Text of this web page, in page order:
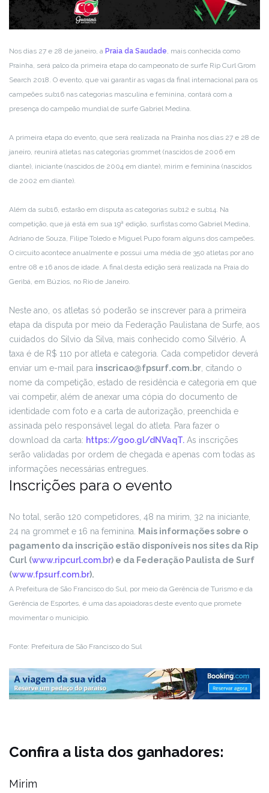
Nos dias 27 e 28 de janeiro, a Praia da Saudade , mais conhecida como
Prainha, será palco da primeira etapa do campeonato de surfe Rip Curl Grom
Search 2018. O evento, que vai garantir as vagas da final internacional para os
campeões sub16 nas categorias masculina e feminina, contará com a
presença do campeão mundial de surfe Gabriel Medina.
A primeira etapa do evento, que será realizada na Prainha nos dias 27 e 28 de
janeiro, reunirá atletas nas categorias grommet (nascidos de 2006 em
diante), iniciante (nascidos de 2004 em diante), mirim e feminina (nascidos
de 2002 em diante).
Além da sub16, estarão em disputa as categorias sub12 e sub14. Na
competição, que já está em sua 19ª edição, surfistas como Gabriel Medina,
Adriano de Souza, Filipe Toledo e Miguel Pupo foram alguns dos campeões.
O circuito acontece anualmente e possui uma média de 350 atletas por ano
entre 08 e 16 anos de idade. A final desta edição será realizada na Praia do
Geribá, em Búzios, no Rio de Janeiro.
Neste ano, os atletas só poderão se inscrever para a primeira
etapa da disputa por meio da Federação Paulistana de Surfe, aos
cuidados do Silvio da Silva, mais conhecido como Silvério. A
taxa é de R$ 110 por atleta e categoria. Cada competidor deverá
enviar um e-mail para inscricao@fpsurf.com.br , citando o
nome da competição, estado de residência e categoria em que
vai competir, além de anexar uma cópia do documento de
identidade com foto e a carta de autorização, preenchida e
assinada pelo responsável legal do atleta. Para fazer o
download da carta: https://goo.gl/dNVaqT. As inscrições
serão validadas por ordem de chegada e apenas com todas as
informações necessárias entregues.
Inscrições para o evento
No total, serão 120 competidores, 48 na mirim, 32 na iniciante,
24 na grommet e 16 na feminina.
Mais informações sobre o
pagamento da inscrição estão disponíveis nos sites da Rip
Curl (www.ripcurl.com.br) e da Federação Paulista de Surf
(www.fpsurf.com.br).
A Prefeitura de São Francisco do Sul, por meio da Gerência de Turismo e da
Gerência de Esportes, é uma das apoiadoras deste evento que promete
movimentar o município.
Fonte: Prefeitura de São Francisco do Sul
Confira a lista dos ganhadores:
Mirim